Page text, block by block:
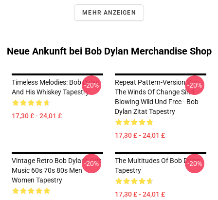
MEHR ANZEIGEN
Neue Ankunft bei Bob Dylan Merchandise Shop
Timeless Melodies: Bob Dylan
And His Whiskey Tapestry
17,30 £ - 24,01 £
-20%
Repeat Pattern-Version Von
The Winds Of Change Sind
Blowing Wild Und Free - Bob
Dylan Zitat Tapestry
17,30 £ - 24,01 £
-20%
Vintage Retro Bob Dylan's Gift
Music 60s 70s 80s Men
Women Tapestry
-20%
The Multitudes Of Bob Dylan
Tapestry
17,30 £ - 24,01 £
-20%